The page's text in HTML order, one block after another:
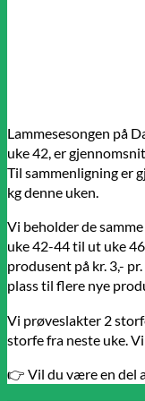
Lammesesongen på
uke 42, er
Til sammenligning er
kg denne uken.
Vi beholder de
uke 42-44 til ut uke
produsent på kr. 3,-
plass til flere nye
Vi prøveslakter 2
storfe fra neste uke.
👉 Vil du være en del